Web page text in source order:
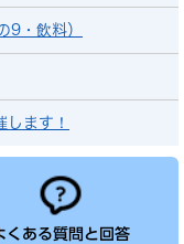
9・飲料）
ます！
くある質問と回答